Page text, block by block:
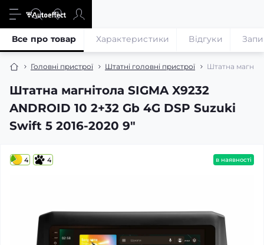
Головні пристрої Штатні головні пристрої Штатна
Штатна магнітола SIGMA X9232
ANDROID 10 2+32 Gb 4G DSP Suzuki
Swift 5 2016-2020 9"
Все про товар Характеристики Відгуки
4 4 в наявності